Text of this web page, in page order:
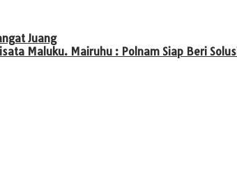
Juang
Maluku. Mairuhu : Polnam Siap Beri